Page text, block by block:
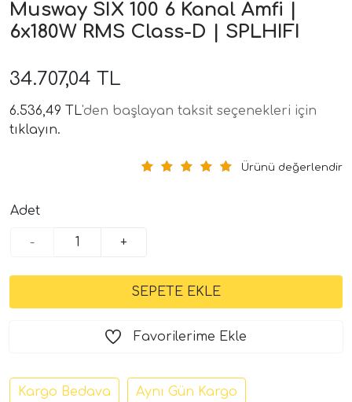
Musway SIX 100 6 Kanal Amfi |
6x180W RMS Class-D | SPLHIFI
34.707,04 TL
6.536,49 TL'den başlayan taksit seçenekleri için
tıklayın.
Ürünü değerlendir
Adet
- +
Favorilerime Ekle
Kargo Bedava Aynı Gün Kargo